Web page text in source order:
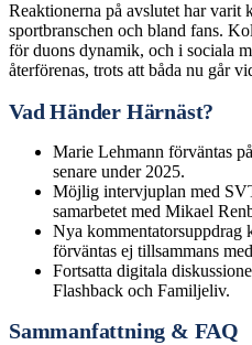
Reaktionerna på avslutet har varit
sportbranschen och bland fans.
för duons dynamik, och i sociala
återförenas, trots att båda nu går
Vad Händer Härnäst?
Marie Lehmann förväntas
senare under 2025.
Möjlig intervjuplan med
samarbetet med Mikael
Nya
förväntas ej tillsammans
Fortsatta digitala
Flashback och Familjeliv.
Sammanfattning & FAQ